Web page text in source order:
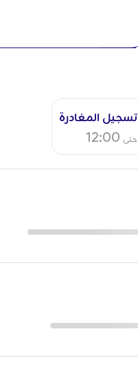
تسجيل المغادرة
حتى